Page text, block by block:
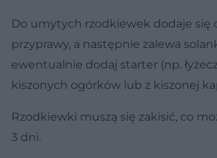
Do umytych rzodkiewek dodaje się
przyprawy, a następnie zalewa
ewentualnie dodaj starter (np.
kiszonych ogórków lub z kiszonej
Rzodkiewki muszą się zakisić, co
3 dni.